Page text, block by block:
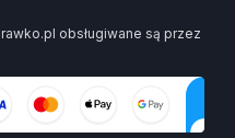
obsługiwane są przez